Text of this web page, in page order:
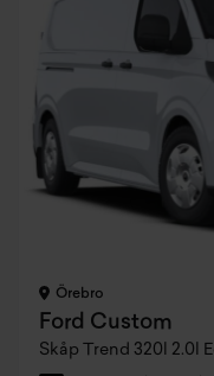
Örebro
Ford Custom